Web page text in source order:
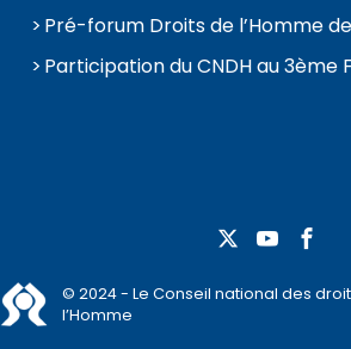
Pré-forum Droits de l’Homme
Participation du CNDH au 3ème
© 2024 - Le Conseil national des
l’Homme